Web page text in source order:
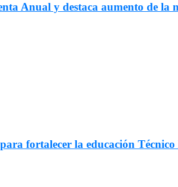
Anual y destaca aumento de la
fortalecer la educación Técnico